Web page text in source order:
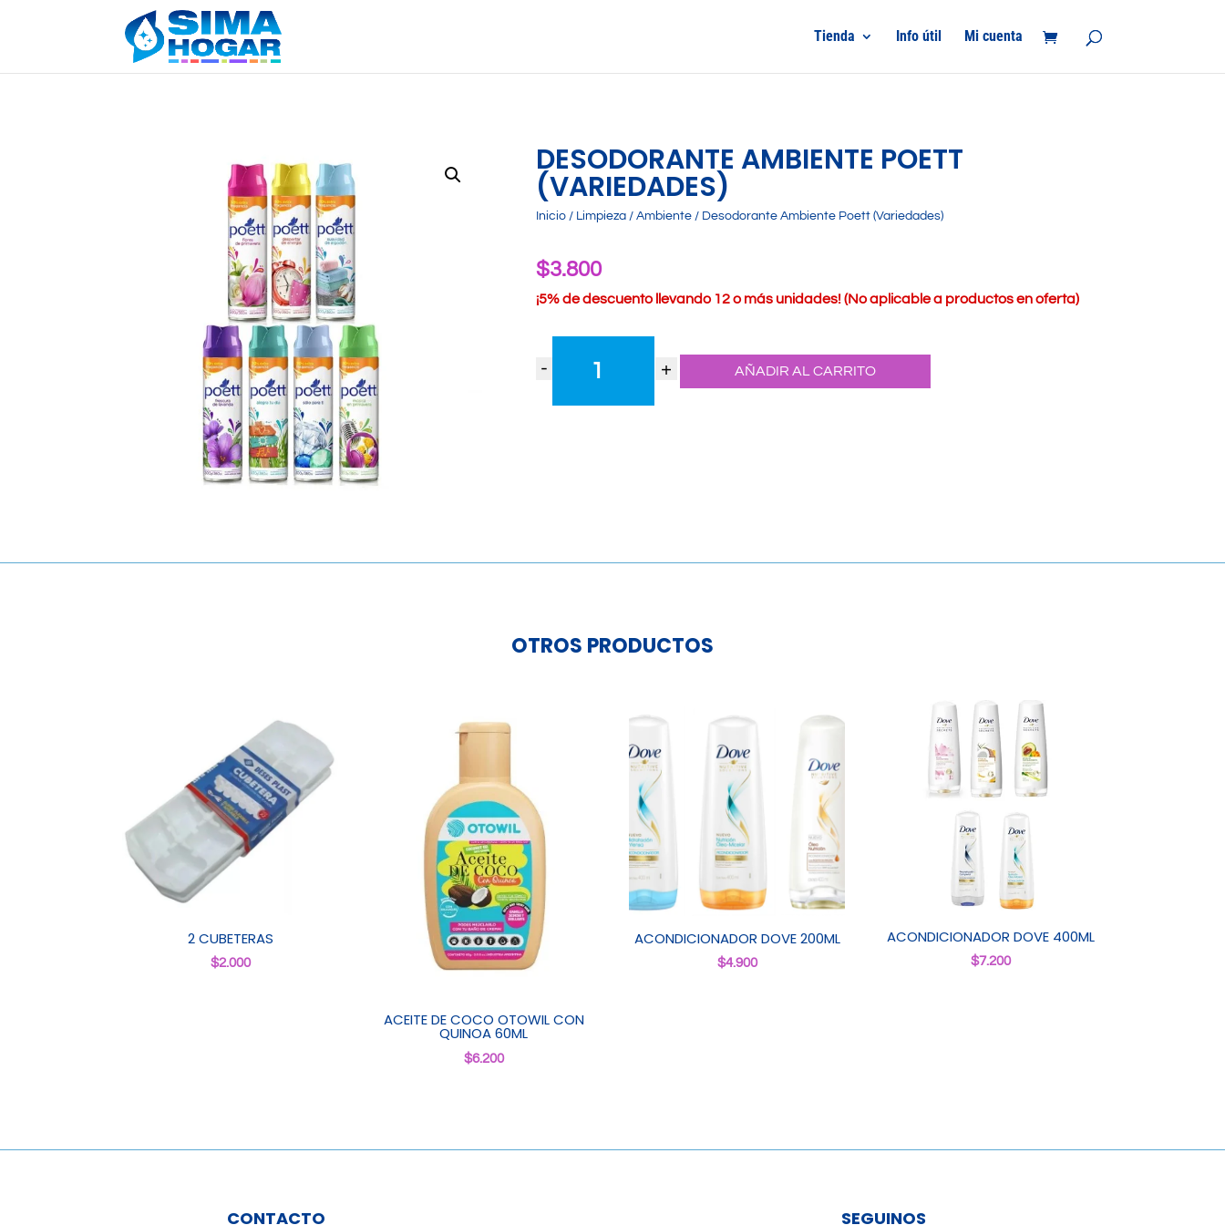
Tienda Info útil Mi cuenta
DESODORANTE AMBIENTE POETT
(VARIEDADES)
Inicio / Limpieza /Ambiente / Desodorante Ambiente Poett (Variedades)
$3.800
¡5% de descuento llevando 12 o más unidades! (No aplicable a productos en oferta)
-
Ambiente
(Variedades)
+ AÑADIR AL CARRITO
OTROS PRODUCTOS
2 CUBETERAS
$2.000
ACEITE DE COCO OTOWIL CON
QUINOA 60ML
$6.200
ACONDICIONADOR DOVE 200ML
$4.900
ACONDICIONADOR DOVE 400ML
$7.200
CONTACTO SEGUINOS